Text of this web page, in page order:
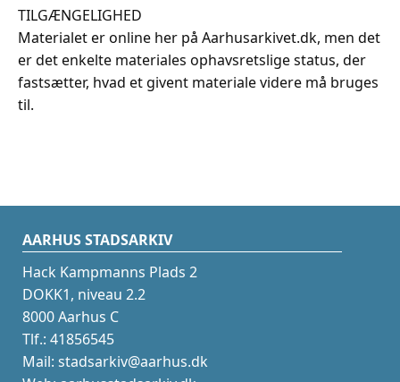
TILGÆNGELIGHED
Materialet er online her på Aarhusarkivet.dk, men det
er det enkelte materiales ophavsretslige status, der
fastsætter, hvad et givent materiale videre må bruges
til.
AARHUS STADSARKIV
Hack Kampmanns Plads 2
DOKK1, niveau 2.2
8000 Aarhus C
Tlf.: 41856545
Mail: stadsarkiv@aarhus.dk